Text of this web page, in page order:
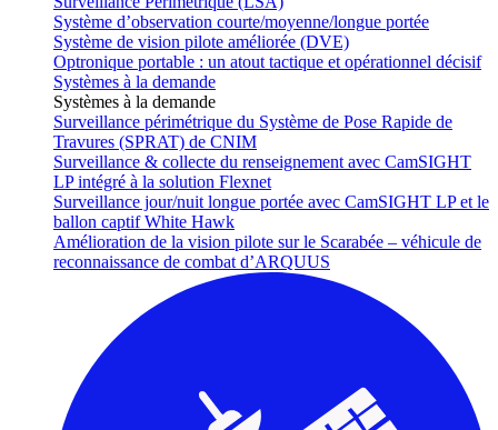
Système d’observation courte/moyenne/longue portée
Système de vision pilote améliorée (DVE)
Optronique portable : un atout tactique et opérationnel décisif
Systèmes à la demande
Systèmes à la demande
Surveillance périmétrique du Système de Pose Rapide de
Travures (SPRAT) de CNIM
Surveillance & collecte du renseignement avec CamSIGHT
LP intégré à la solution Flexnet
Surveillance jour/nuit longue portée avec CamSIGHT LP et le
ballon captif White Hawk
Amélioration de la vision pilote sur le Scarabée – véhicule de
reconnaissance de combat d’ARQUUS